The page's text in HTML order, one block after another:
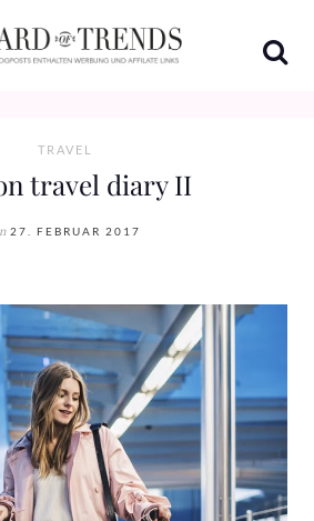
TRAVEL
travel diary II
27. FEBRUAR 2017